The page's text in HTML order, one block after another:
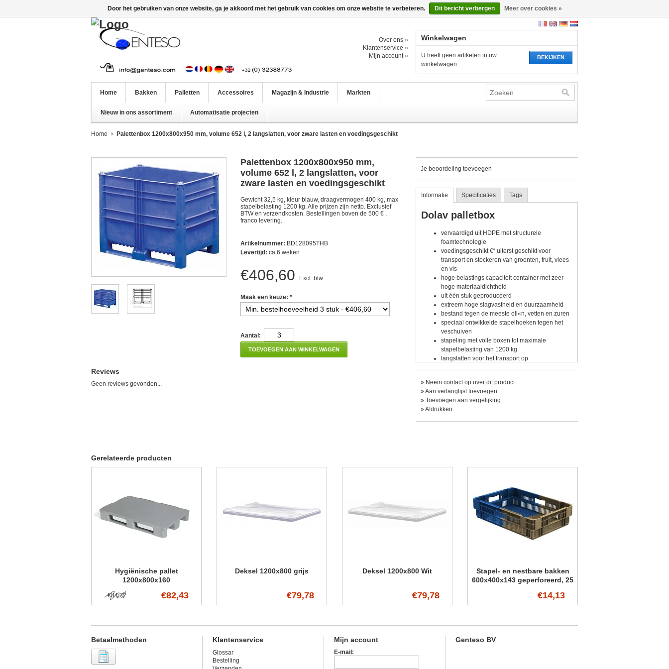
Over ons »
Klantenservice »
Mijn account »
Winkelwagen
BEKIJKEN
U heeft geen artikelen in uw
winkelwagen
Home Bakken Palletten Accessoires Magazijn & Industrie Markten
Nieuw in ons assortiment Automatisatie projecten
Home Palettenbox 1200x800x950 mm, volume 652 l, 2 langslatten, voor zware lasten en voedingsgeschikt
Palettenbox 1200x800x950 mm,
volume 652 l, 2 langslatten, voor
zware lasten en voedingsgeschikt
Gewicht 32,5 kg, kleur blauw, draagvermogen 400 kg, max
stapelbelasting 1200 kg. Alle prijzen zijn netto. Exclusief
BTW en verzendkosten. Bestellingen boven de 500 € ,
franco levering.
Artikelnummer: BD128095THB
Levertijd: ca 6 weken
€406,60 Excl. btw
Maak een keuze: *
Aantal:
TOEVOEGEN AAN WINKELWAGEN
Reviews
Geen reviews gevonden...
Je beoordeling toevoegen
Informatie Specificaties Tags
Dolav palletbox
vervaardigd uit HDPE met structurele
foamtechnologie
voedingsgeschikt €“ uiterst geschikt voor
transport en stockeren van groenten, fruit, vlees
en vis
hoge belastings capaciteit container met zeer
hoge materiaaldichtheid
uit één stuk geproduceerd
extreem hoge slagvastheid en duurzaamheid
bestand tegen de meeste oli«n, vetten en zuren
speciaal ontwikkelde stapelhoeken tegen het
veschuiven
stapeling met volle boxen tot maximale
stapelbelasting van 1200 kg
langslatten voor het transport op
gemakkelijke reiniging dankzij gladde wanden
bedienbaar met een heftruck
bestand tegen corrosie en UV-straling
temperatuurbestendig van €“40 °C tot +60 °C
aantal boxen per palletplaats bij aanlevering = 3
» Neem contact op over dit product
»Aan verlanglijst toevoegen
» Toevoegen aan vergelijking
»Afdrukken
Gerelateerde producten
Hygiënische pallet
1200x800x160
€82,43
€84,22
Deksel 1200x800 grijs
€79,78
Deksel 1200x800 Wit
€79,78
Stapel- en nestbare bakken
600x400x143 geperforeerd, 25
€14,13
Betaalmethoden Klantenservice
Glossar
Bestelling
Mijn account
E-mail:
Genteso BV
Door het gebruiken van onze website, ga je akkoord met het gebruik van cookies om onze website te verbeteren. Dit bericht verbergen Meer over cookies »